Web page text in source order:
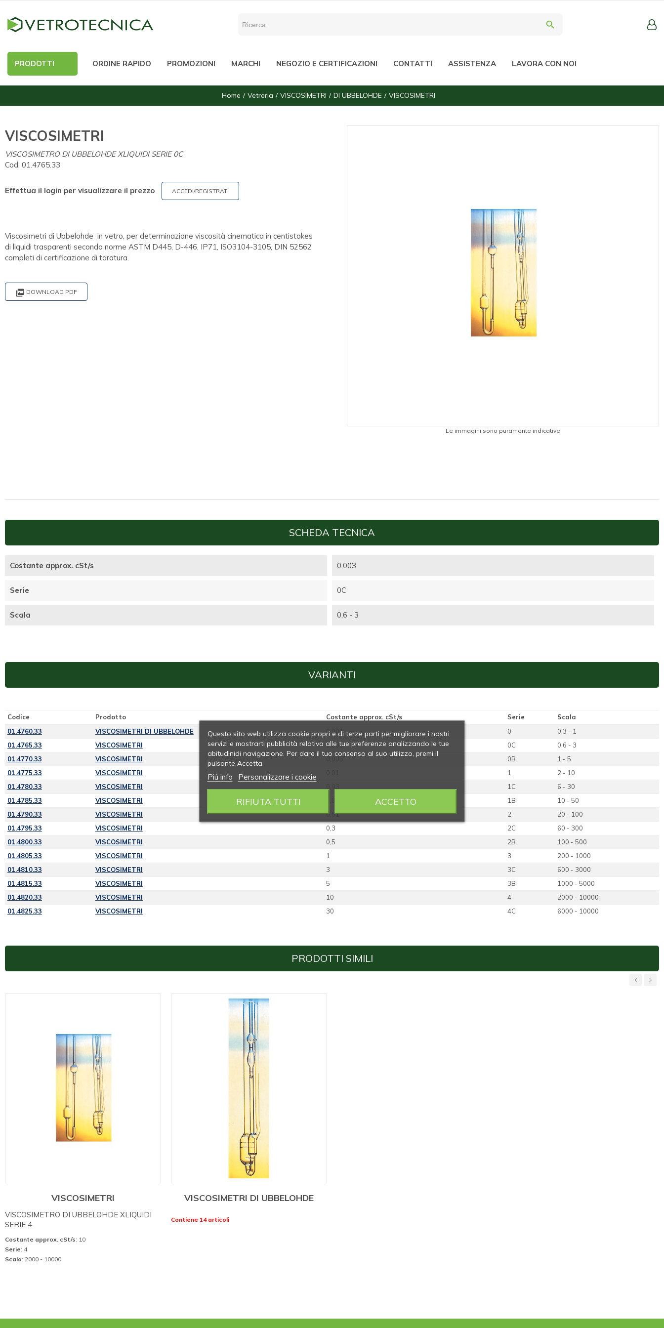
search
PRODOTTI ORDINE RAPIDO PROMOZIONI MARCHI NEGOZIO E CERTIFICAZIONI CONTATTI ASSISTENZA LAVORA CON NOI
Home Vetreria VISCOSIMETRI DI UBBELOHDE VISCOSIMETRI
VISCOSIMETRI
VISCOSIMETRO DI UBBELOHDE XLIQUIDI SERIE 0C
Cod: 01.4765.33
Effettua il login per visualizzare il prezzo ACCEDI/REGISTRATI
Viscosimetri di Ubbelohde in vetro, per determinazione viscosità cinematica in centistokes
di liquidi trasparenti secondo norme ASTM D445, D-446, IP71, ISO3104-3105, DIN 52562
completi di certificazione di taratura.
 DOWNLOAD PDF
Le immagini sono puramente indicative
SCHEDA TECNICA
Costante approx. cSt/s 0,003
Serie 0C
Scala 0,6 - 3
VARIANTI
Codice Prodotto Costante approx. cSt/s Serie
Scala
01.4760.33
VISCOSIMETRI DI UBBELOHDE 0,001 0
0,3 - 1
01.4765.33
VISCOSIMETRI 0,003 0C
0,6 - 3
01.4770.33
VISCOSIMETRI 0B
1 - 5
01.4775.33
VISCOSIMETRI 1
2 - 10
01.4780.33
VISCOSIMETRI 1C
6 - 30
01.4785.33
VISCOSIMETRI 1B
10 - 50
01.4790.33
VISCOSIMETRI 0,01 2
20 - 100
01.4795.33
VISCOSIMETRI 0,3 2C
60 - 300
01.4800.33
VISCOSIMETRI 0,5 2B
100 - 500
01.4805.33
VISCOSIMETRI 1 3
200 - 1000
01.4810.33
VISCOSIMETRI 3 3C
600 - 3000
01.4815.33
VISCOSIMETRI 5 3B
1000 - 5000
01.4820.33
VISCOSIMETRI 10 4
2000 - 10000
01.4825.33
VISCOSIMETRI 30 4C 6000 - 10000
PRODOTTI SIMILI
VISCOSIMETRI
VISCOSIMETRO DI UBBELOHDE XLIQUIDI
SERIE 4
Costante approx. cSt/s: 10
Serie: 4
Scala: 2000 - 10000
VISCOSIMETRI DI UBBELOHDE
Contiene 14 articoli
Questo sito web utilizza cookie propri e di terze parti per migliorare i nostri
servizi e mostrarti pubblicità relativa alle tue preferenze analizzando le tue
abitudinidi navigazione. Per dare il tuo consenso al suo utilizzo, premi il
pulsante Accetta.
Piú info Personalizzare i cookie
RIFIUTA TUTTI ACCETTO